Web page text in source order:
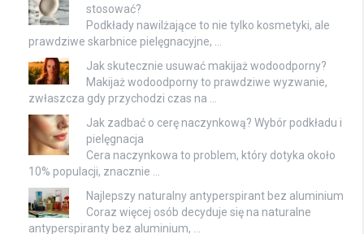
stosować?
Podkłady nawilżające to nie tylko kosmetyki, ale
prawdziwe skarbnice pielęgnacyjne, …
Jak skutecznie usuwać makijaż wodoodporny?
Makijaż wodoodporny to prawdziwe wyzwanie,
zwłaszcza gdy przychodzi czas na …
Jak zadbać o cerę naczynkową? Wybór podkładu i
pielęgnacja
Cera naczynkowa to problem, który dotyka około
10% populacji, znacznie …
Najlepszy naturalny antyperspirant bez aluminium
Coraz więcej osób decyduje się na naturalne
antyperspiranty bez aluminium, …